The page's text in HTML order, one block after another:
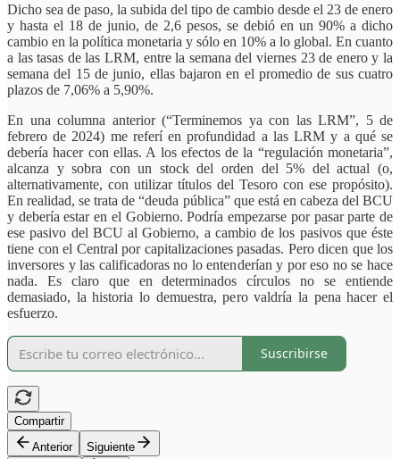
Dicho sea de paso, la subida del tipo de cambio desde el 23 de enero
y hasta el 18 de junio, de 2,6 pesos, se debió en un 90% a dicho
cambio en la política monetaria y sólo en 10% a lo global. En cuanto
a las tasas de las LRM, entre la semana del viernes 23 de enero y la
semana del 15 de junio, ellas bajaron en el promedio de sus cuatro
plazos de 7,06% a 5,90%.
En una columna anterior (“Terminemos ya con las LRM”, 5 de
febrero de 2024) me referí en profundidad a las LRM y a qué se
debería hacer con ellas. A los efectos de la “regulación monetaria”,
alcanza y sobra con un stock del orden del 5% del actual (o,
alternativamente, con utilizar títulos del Tesoro con ese propósito).
En realidad, se trata de “deuda pública” que está en cabeza del BCU
y debería estar en el Gobierno. Podría empezarse por pasar parte de
ese pasivo del BCU al Gobierno, a cambio de los pasivos que éste
tiene con el Central por capitalizaciones pasadas. Pero dicen que los
inversores y las calificadoras no lo entenderían y por eso no se hace
nada. Es claro que en determinados círculos no se entiende
demasiado, la historia lo demuestra, pero valdría la pena hacer el
esfuerzo.
Suscribirse
Compartir
Anterior
Siguiente